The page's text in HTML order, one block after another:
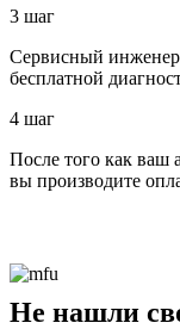
3 шаг
Сервисный
бесплатной
4 шаг
После того как ваш
вы производите
Не нашли